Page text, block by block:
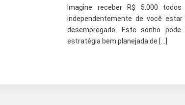
Imagine receber R$ 5.000
independentemente de você
desempregado. Este sonho
estratégia bem planejada de […]